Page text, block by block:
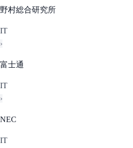
野村総合研究所
IT
›
富士通
IT
›
NEC
IT